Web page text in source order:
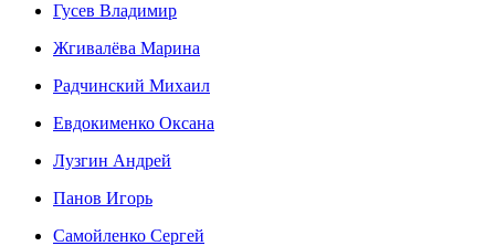
Гусев Владимир
Жгивалёва Марина
Радчинский Михаил
Евдокименко Оксана
Лузгин Андрей
Панов Игорь
Сaмoйленко Сергей